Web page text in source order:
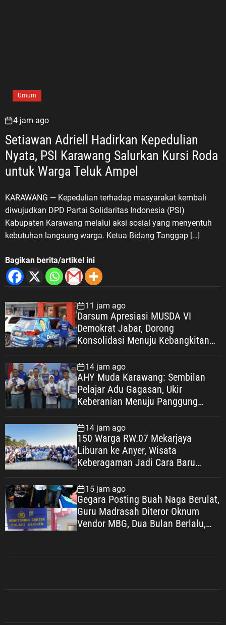
Umum
4 jam ago
Setiawan Adriell Hadirkan Kepedulian
Nyata, PSI Karawang Salurkan Kursi Roda
untuk Warga Teluk Ampel
KARAWANG — Kepedulian terhadap masyarakat kembali
diwujudkan DPD Partai Solidaritas Indonesia (PSI)
Kabupaten Karawang melalui aksi sosial yang menyentuh
kebutuhan langsung warga. Ketua Bidang Tanggap […]
Bagikan berita/artikel ini
11 jam ago
Darsum Apresiasi MUSDA VI
Demokrat Jabar, Dorong
Konsolidasi Menuju Kebangkitan
14 jam ago
AHY Muda Karawang: Sembilan
Pelajar Adu Gagasan, Ukir
Keberanian Menuju Panggung
14 jam ago
150 Warga RW.07 Mekarjaya
Liburan ke Anyer, Wisata
Keberagaman Jadi Cara Baru
15 jam ago
Gegara Posting Buah Naga Berulat,
Guru Madrasah Diteror Oknum
Vendor MBG, Dua Bulan Berlalu,